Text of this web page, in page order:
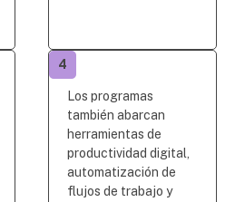
Los programas
también abarcan
herramientas de
productividad digital,
automatización de
flujos de trabajo y
4